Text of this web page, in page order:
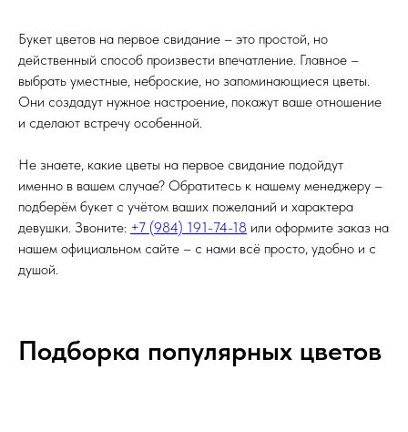
Букет цветов на первое свидание – это простой, но
действенный способ произвести впечатление. Главное –
выбрать уместные, неброские, но запоминающиеся цветы.
Они создадут нужное настроение, покажут ваше отношение
и сделают встречу особенной.
Не знаете, какие цветы на первое свидание подойдут
именно в вашем случае? Обратитесь к нашему менеджеру –
подберём букет с учётом ваших пожеланий и характера
девушки. Звоните: +7 (984) 191-74-18 или оформите заказ на
нашем официальном сайте – с нами всё просто, удобно и с
душой.
Подборка популярных цветов